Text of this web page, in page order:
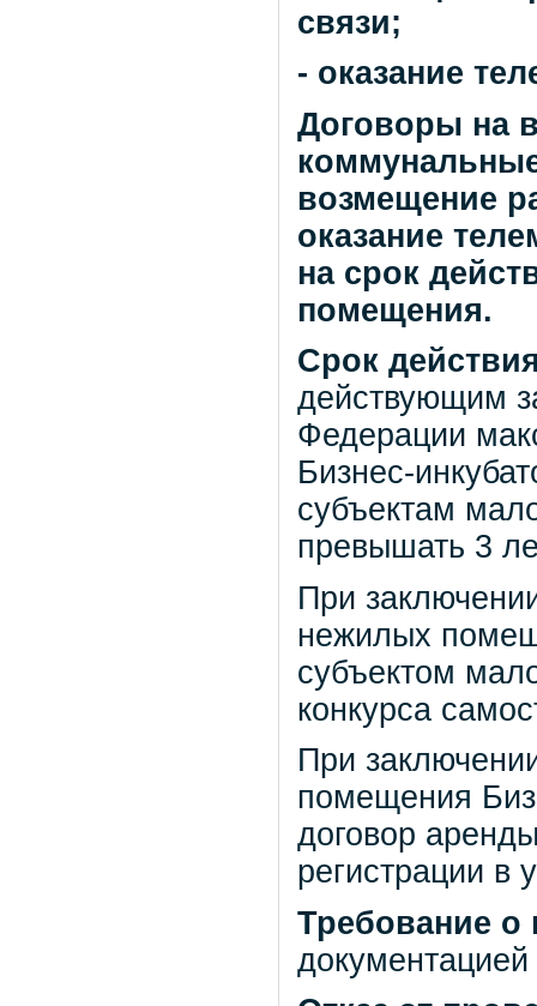
связи;
- оказание
Договоры на
возмещение
оказание
на срок
помещения.
Срок
действующим
Федерации
Бизнес-
субъектам
превышать 3
При
нежилых
субъектом
конкурса
При
помещения
договор
регистрации в
Требование о